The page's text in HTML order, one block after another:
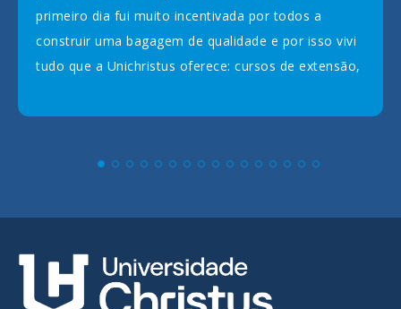
primeiro dia fui muito incentivada por todos a
construir uma bagagem de qualidade e por isso vivi
tudo que a Unichristus oferece: cursos de extensão,
palestras, encontros, empresa júnior. Sou
nessa instituição que me deu base, conhecimento e